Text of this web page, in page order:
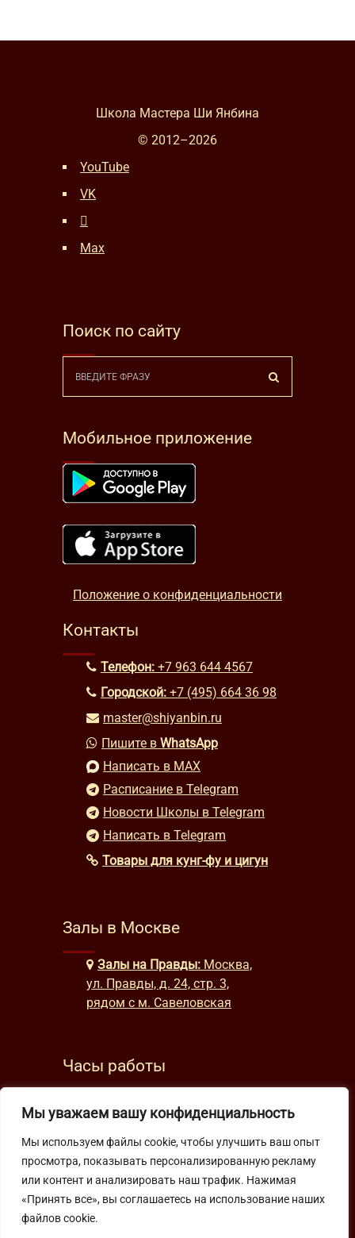
Мы уважаем вашу конфиденциальность
Мы используем файлы cookie, чтобы улучшить ваш опыт
просмотра, показывать персонализированную рекламу
или контент и анализировать наш трафик. Нажимая
«Принять все», вы соглашаетесь на использование наших
файлов cookie.
Школа Мастера Ши Янбина
© 2012–2026
YouTube
VK
Max
Поиск по сайту
Мобильное приложение
Положение о конфиденциальности
Контакты
Телефон: +7 963 644 4567
Городской: +7 (495) 664 36 98
master@shiyanbin.ru
Пишите в WhatsApp
Написать в MAX
Расписание в Telegram
Новости Школы в Telegram
Написать в Telegram
Товары для кунг-фу и цигун
Залы в Москве
Залы на Правды: Москва,
ул. Правды, д. 24, стр. 3,
рядом с м. Савеловская
Часы работы
выходные: с 10:00 до 19:30
Подпишитесь на нашу рассылку